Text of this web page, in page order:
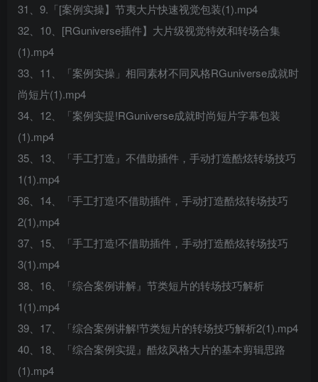
31、9.「[案例实操】节夷大片快速视觉包装(1).mp4
32、10、[RGuniverse插件】大片级视觉特效和转场合集
(1).mp4
33、11、「案例实操」相同素材不同风格RGuniverse成就时
尚短片(1).mp4
34、12、「案例实提!RGuniverse成就时尚短片字幕包装
(1).mp4
35、13、「手工打造』不借助插件，手动打造酷炫转场技巧
1(1).mp4
36、14、「手工打造!不借助插件，手动打造酷炫转场技巧
2(1),mp4
37、15、「手工打造!不借助插件，手动打造酷炫转场技巧
3(1).mp4
38、16、「综合案例讲解』节类短片的转场技巧解析
1(1).mp4
39、17、「综合案例讲解!节类短片的转场技巧解析2(1).mp4
40、18、「综合案例实提』酷炫风格大片的基本剪辑思路
(1).mp4